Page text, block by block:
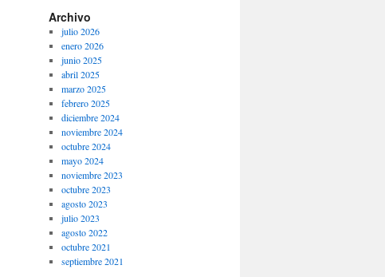
Archivo
julio 2026
enero 2026
junio 2025
abril 2025
marzo 2025
febrero 2025
diciembre 2024
noviembre 2024
octubre 2024
mayo 2024
noviembre 2023
octubre 2023
agosto 2023
julio 2023
agosto 2022
octubre 2021
septiembre 2021